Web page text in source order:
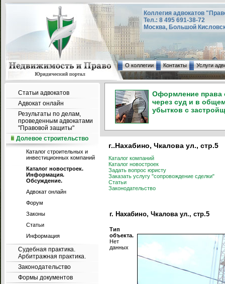
Коллегия адвокатов
Тел.: 8 495 691-38-72
Москва, Большой
О коллегии Контакты Услуги
Статьи адвокатов
Адвокат онлайн
Результаты по делам,
проведенным адвокатами
"Правовой защиты"
Долевое строительство
Каталог строительных и
инвестиционных компаний
Каталог новостроек.
Информация.
Обсуждение.
Адвокат онлайн
Форум
Законы
Статьи
Информация
Судебная практика.
Арбитражная практика.
Законодательство
Формы документов
Оформление права
через суд и в
убытков с
г..Нахабино, Чкалова ул., стр.5
Каталог компаний
Каталог новостроек
Задать вопрос юристу
Заказать услугу "сопровождение сделки"
Статьи
Законодательство
г. Нахабино, Чкалова ул., стр.5
Тип
объекта.
Нет
данных